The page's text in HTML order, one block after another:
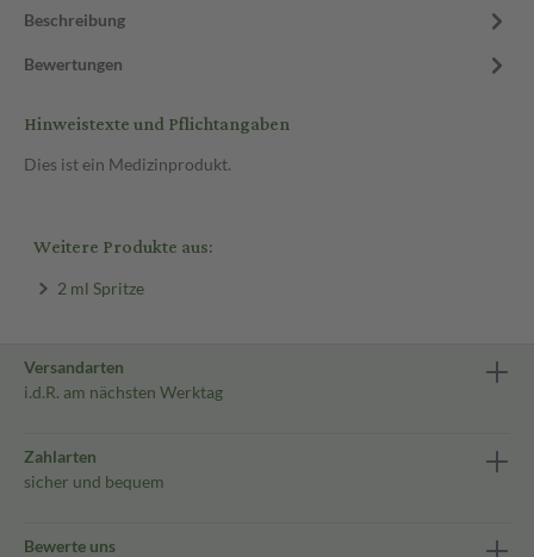
Beschreibung
Bewertungen
Hinweistexte und Pflichtangaben
Dies ist ein Medizinprodukt.
Weitere Produkte aus:
2 ml Spritze
Versandarten
i.d.R. am nächsten Werktag
Zahlarten
sicher und bequem
Bewerte uns